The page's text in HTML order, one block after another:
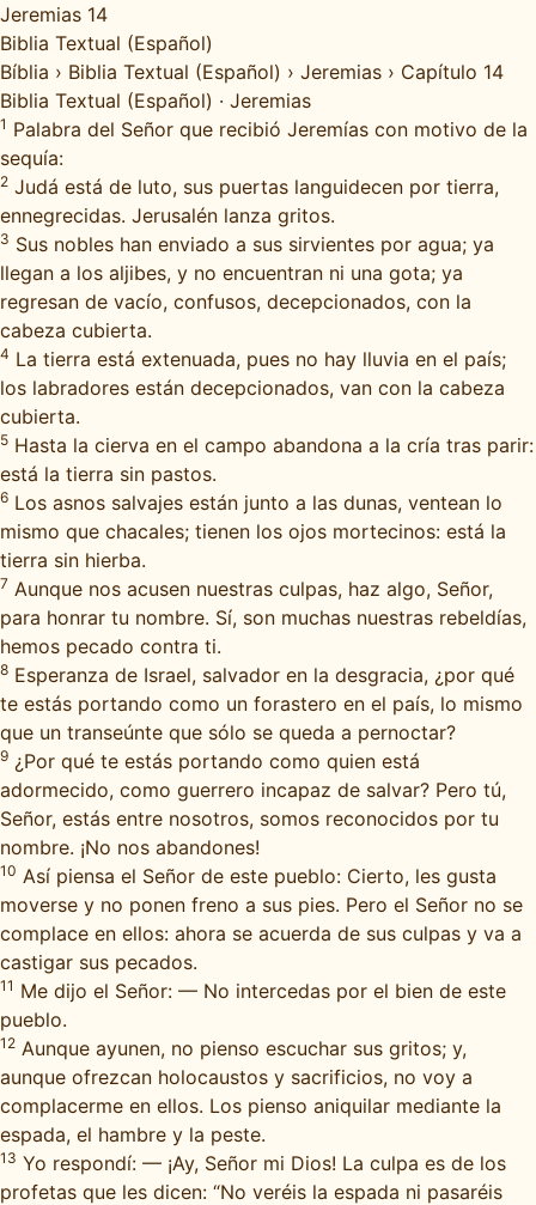
Jeremias 14
Biblia Textual (Español)
Bíblia › Biblia Textual (Español) › Jeremias › Capítulo 14
Biblia Textual (Español) · Jeremias
1 Palabra del Señor que recibió Jeremías con motivo de la
sequía:
2 Judá está de luto, sus puertas languidecen por tierra,
ennegrecidas. Jerusalén lanza gritos.
3 Sus nobles han enviado a sus sirvientes por agua; ya
llegan a los aljibes, y no encuentran ni una gota; ya
regresan de vacío, confusos, decepcionados, con la
cabeza cubierta.
4 La tierra está extenuada, pues no hay lluvia en el país;
los labradores están decepcionados, van con la cabeza
cubierta.
5 Hasta la cierva en el campo abandona a la cría tras parir:
está la tierra sin pastos.
6 Los asnos salvajes están junto a las dunas, ventean lo
mismo que chacales; tienen los ojos mortecinos: está la
tierra sin hierba.
7 Aunque nos acusen nuestras culpas, haz algo, Señor,
para honrar tu nombre. Sí, son muchas nuestras rebeldías,
hemos pecado contra ti.
8 Esperanza de Israel, salvador en la desgracia, ¿por qué
te estás portando como un forastero en el país, lo mismo
que un transeúnte que sólo se queda a pernoctar?
9 ¿Por qué te estás portando como quien está
adormecido, como guerrero incapaz de salvar? Pero tú,
Señor, estás entre nosotros, somos reconocidos por tu
nombre. ¡No nos abandones!
10 Así piensa el Señor de este pueblo: Cierto, les gusta
moverse y no ponen freno a sus pies. Pero el Señor no se
complace en ellos: ahora se acuerda de sus culpas y va a
castigar sus pecados.
11 Me dijo el Señor: — No intercedas por el bien de este
pueblo.
12 Aunque ayunen, no pienso escuchar sus gritos; y,
aunque ofrezcan holocaustos y sacrificios, no voy a
complacerme en ellos. Los pienso aniquilar mediante la
espada, el hambre y la peste.
13 Yo respondí: — ¡Ay, Señor mi Dios! La culpa es de los
profetas que les dicen: “No veréis la espada ni pasaréis